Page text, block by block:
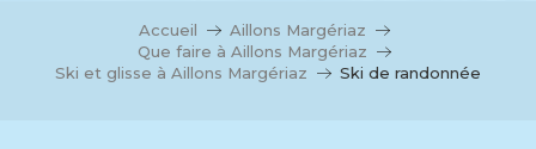
Accueil
Aillons Margériaz
Que faire à Aillons Margériaz
Ski et glisse à Aillons Margériaz
Ski de randonnée